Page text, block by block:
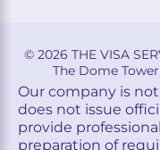
© 2026 THE VISA
The Dome
Our company is
does not issue
provide
preparation of